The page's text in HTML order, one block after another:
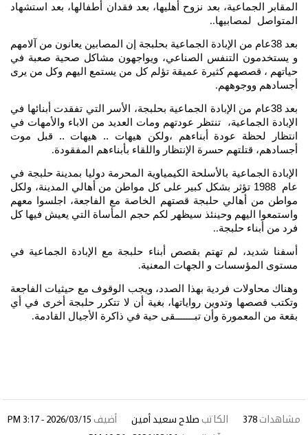
المقابر الجماعية، بعد نزوح أهليها، بعد فقدان أطفالها، بعد استشهاد
المتواصل لمصابيها..
بعد 38عام من الإبادة الجماعية بحلبجة إن المصابين يعانون من آلامهم
و يستخدمون التنفس الصناعي، ويواجهون مشاكل صحية صعبة في
حياتهم ، قصصهم كثيرة عميقة تؤلم كل من يستمع اليهم وكل من يرى
أجسادهم ووجوههم.
بعد 38عام من الإبادة الجماعية بحلبجة، الأسر التي تفقدت أبنائها في
الإبادة الجماعية، تنتظر عودتهم ومات العديد من الاباء والأمهات في
انتظار لحظة عودة أبناءهم ،ولكن هيهات .. هيهات .. قبل موت
أجسادهم، قتلتهم حسرة الإنتظار واللقاء بأبناءهم المفقودة.
الإبادة الجماعية بالأسلحة الكيمياوية المحرمة دوليا بمدينة حلبجة في
عام 1988 تؤثر بشكل كبير على كل مواطن من أهالي المدينة، ولكل
مواطن من أهالي حلبجة قصتهم الخاصة مع الفاجعة، اجلسوا معهم
واستمعوا اليهم وحينئذ سيظهر لكم حجم المأساة التي يعيش فيها كل
فرد من أبناء حلبجة..
أسفنا شديد، لم تهتم بقصص أبناء حلبجة مع الإبادة الجماعية في
مستوى المؤسسات و الجهات المعنية.
وهناك محاولات فردية بهذا الصدد، ويجب الوقوف مع حيثيات الفاجعة
وتكتب قصصها وتدوين رواياتها، بغية أن لا تتكرر حلبجة أخرى في أي
بقعة من المعمورة وأن تبـــــــقى حية في ذاكرة الأجيال القادمة.
مشاهدات 378 الكاتب صلاح سعيد أمين أضيف 2026/03/15 - 3:17 PM